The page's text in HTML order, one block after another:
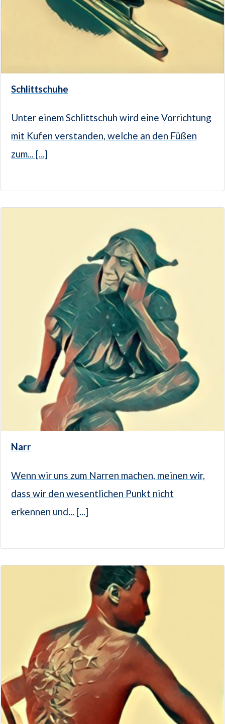
Schlittschuhe
Unter einem Schlittschuh wird eine Vorrichtung
mit Kufen verstanden, welche an den Füßen
zum... [...]
Narr
Wenn wir uns zum Narren machen, meinen wir,
dass wir den wesentlichen Punkt nicht
erkennen und... [...]